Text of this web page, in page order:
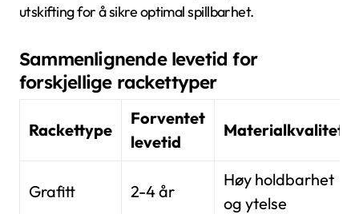
utskifting for å sikre optimal spillbarhet.
Sammenlignende levetid for
forskjellige rackettyper
Rackettype
Forventet
levetid
Materialkvalitet
Grafitt 2-4 år
Høy holdbarhet
og ytelse